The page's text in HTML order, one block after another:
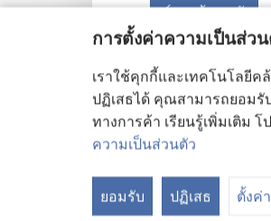
การตั้งค่าความเป็นส่ว
เราใช้คุกกี้และเทคโนโลยี
ปฏิเสธได้ คุณสามารถยอมรั
ทางการค้า เรียนรู้เพิ่มเติม โ
ความเป็นส่วนตัว
ยอมรับ ปฏิเสธ ตั้งค่า
ย้อนหลัง
หน้าลิขสิทธิ์ของสิ่งพิม
Copyright
เงื่อนไขการใช้งาน